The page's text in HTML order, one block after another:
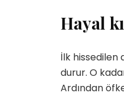
Hayal
İlk hissedilen
durur. O
Ardından